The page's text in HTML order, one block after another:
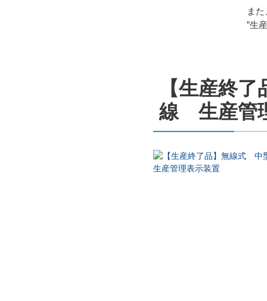
また
”生
【生産終
線 生産管